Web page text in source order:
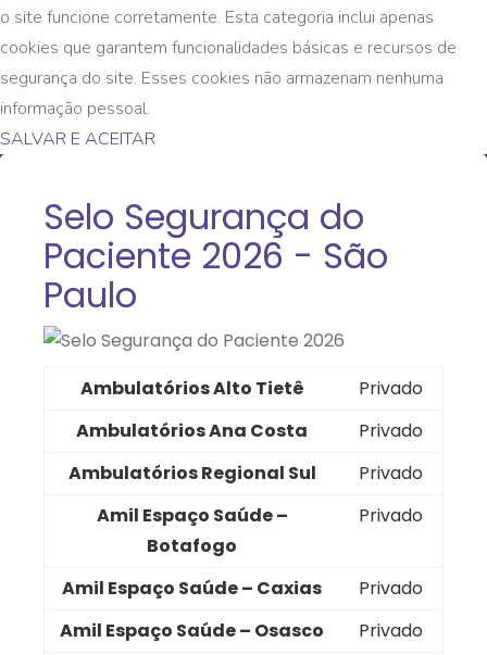
o site funcione corretamente. Esta categoria inclui apenas
cookies que garantem funcionalidades básicas e recursos de
segurança do site. Esses cookies não armazenam nenhuma
informação pessoal.
SALVAR E ACEITAR
Selo Segurança do
Paciente 2026 - São
Paulo
Ambulatórios Alto Tietê
Privado
Ambulatórios Ana Costa
Privado
Ambulatórios Regional Sul
Privado
Amil Espaço Saúde –
Botafogo
Privado
Amil Espaço Saúde – Caxias
Privado
Amil Espaço Saúde – Osasco
Privado